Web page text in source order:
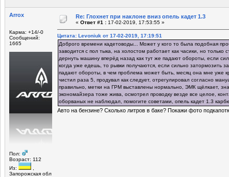
Arrox
Карма: +14/-0
Сообщений:
1665
Пол:
Возраст: 112
Из:
Запорожская обл
Re: Глохнет при наклоне вниз опель кадет 1.3
« Ответ #1 : 17-02-2019, 17:53:55 »
Цитата: Levoniuk от 17-02-2019, 17:19:51
Доброго времени кадетоводы... Может у кого то была подобная
заводится с пол тыка, на холостом работает как часики, но только
дернуть машину вперёд назад как тут же падают обороты, если
когда уже едешь, то рывки получаются, если сильно затормозить
падают обороты, в чем проблема может быть, месяц она мне уже
чистил раза 5, продувал как следует, отрегулировал согласно
правильно, метки на ГРМ выставлены нормально, ЭМК щёлкает,
экономайзера тоже жива, осмотрел проводку везде все целое,
оборваных не наблюдал, помогите советами, опель кадет 1.3
Авто на бензине? Сколько литров в баке? Покажи фото